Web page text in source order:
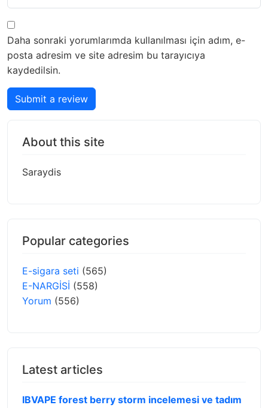
Daha sonraki yorumlarımda kullanılması için adım, e-
posta adresim ve site adresim bu tarayıcıya
kaydedilsin.
Submit a review
About this site
Saraydis
Popular categories
E-sigara seti (565)
E-NARGİSİ (558)
Yorum (556)
Latest articles
IBVAPE forest berry storm incelemesi ve tadım